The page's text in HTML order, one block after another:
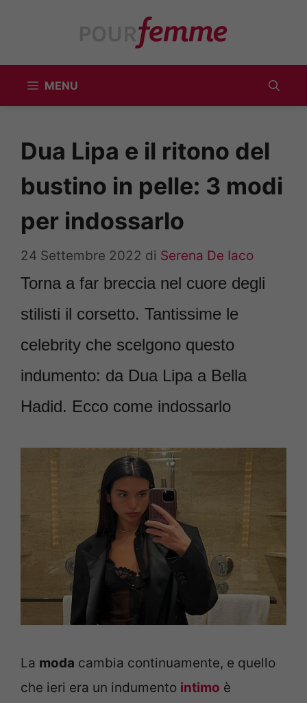
MENU
Dua Lipa e il ritono del
bustino in pelle: 3 modi
per indossarlo
24 Settembre 2022 di Serena De Iaco
Torna a far breccia nel cuore degli
stilisti il corsetto. Tantissime le
celebrity che scelgono questo
indumento: da Dua Lipa a Bella
Hadid. Ecco come indossarlo
La moda cambia continuamente, e quello
che ieri era un indumento intimo è